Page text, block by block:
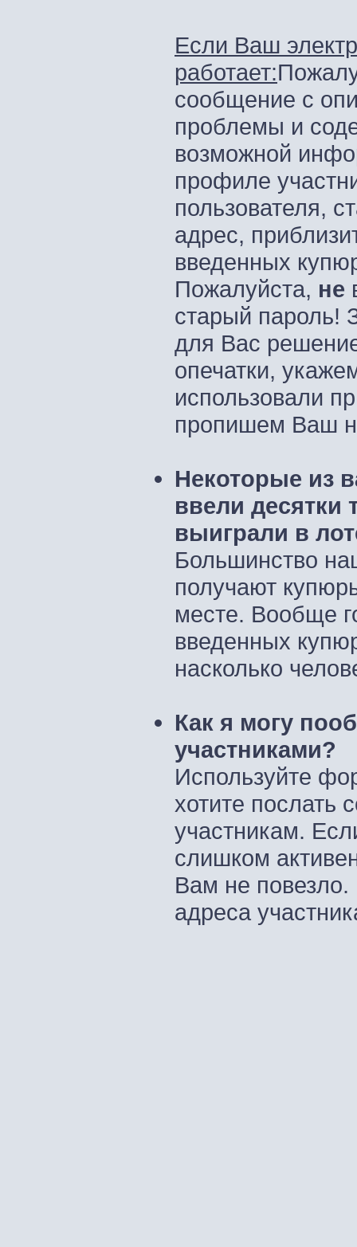
Если Ваш
работает:
сообщение с
проблемы и
возможной
профиле
пользователя,
адрес,
введенных
Пожалуйста, не
старый пароль!
для Вас
опечатки,
использовали
пропишем Ваш
Некоторые из
ввели десятки
выиграли в
Большинство
получают
месте. Вообще
введенных
насколько
Как я могу
участниками?
Используйте
хотите послать
участникам.
слишком
Вам не
адреса